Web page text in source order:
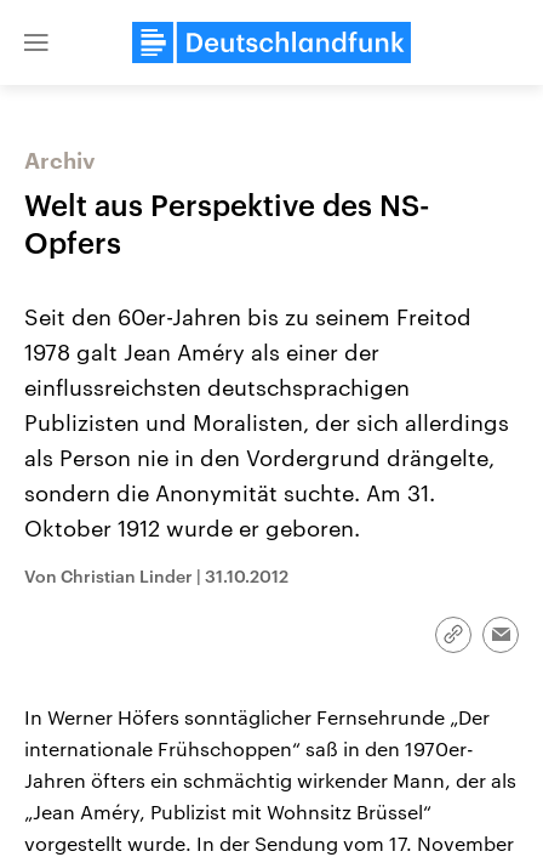
Close
Landtagswahl Sachsen-Anhalt
Alle Informationen
Sachsen-Anhalt wählt am 6.
September 2026 einen neuen
Landtag. Seit 2021 wird das
Bundesland von einer Koalition aus
Umfragen, Prognosen,
USA
Hintergründe
Wirtschaftlich und
gehören die Vereinigten
mit großem Einfluss auf
Archiv
Welt aus Perspektive des NS-
Opfers
Seit den 60er-Jahren bis zu seinem Freitod
1978 galt Jean Améry als einer der
einflussreichsten deutschsprachigen
Publizisten und Moralisten, der sich allerdings
als Person nie in den Vordergrund drängelte,
sondern die Anonymität suchte. Am 31.
Oktober 1912 wurde er geboren.
Von Christian Linder | 31.10.2012
Link
In Werner Höfers sonntäglicher Fernsehrunde „Der
internationale Frühschoppen“ saß in den 1970er-
Jahren öfters ein schmächtig wirkender Mann, der als
„Jean Améry, Publizist mit Wohnsitz Brüssel“
vorgestellt wurde. In der Sendung vom 17. November